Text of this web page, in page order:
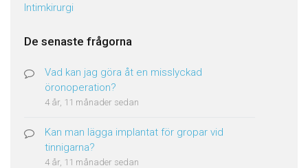
Intimkirurgi
De senaste frågorna
Vad kan jag göra åt en misslyckad
öronoperation?
4 år, 11 månader sedan
Kan man lägga implantat för gropar vid
tinnigarna?
4 år, 11 månader sedan